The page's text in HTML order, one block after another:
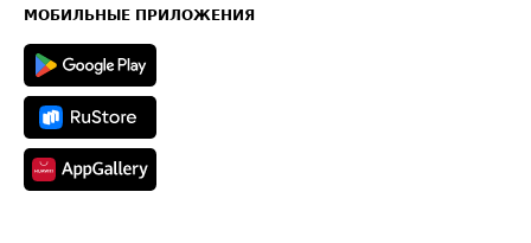
Техническая информация
МОБИЛЬНЫЕ ПРИЛОЖЕНИЯ